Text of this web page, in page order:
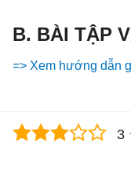
B. BÀI TẬP
=> Xem hướng dẫn
3